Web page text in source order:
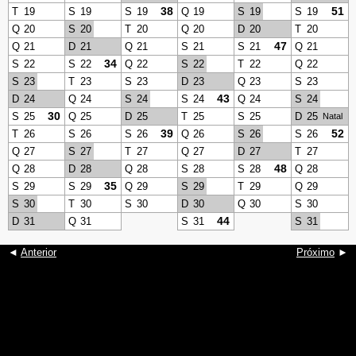
T 19 S 19 S 19 38 Q 19 S 19 S 19 51
Q 20 S 20 T 20 Q 20 D 20 T 20
Q 21 D 21 Q 21 S 21 S 21 47 Q 21
S 22 S 22 34 Q 22 S 22 T 22 Q 22
S 23 T 23 S 23 D 23 Q 23 S 23
D 24 Q 24 S 24 S 24 43 Q 24 S 24
S 25 30 Q 25 D 25 T 25 S 25 D 25 Natal
T 26 S 26 S 26 39 Q 26 S 26 S 26 52
Q 27 S 27 T 27 Q 27 D 27 T 27
Q 28 D 28 Q 28 S 28 S 28 48 Q 28
S 29 S 29 35 Q 29 S 29 T 29 Q 29
S 30 T 30 S 30 D 30 Q 30 S 30
D 31 Q 31 S 31 44 S 31
◄ Anterior Próximo ►